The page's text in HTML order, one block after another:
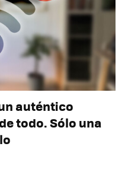
auténtico
todo. Sólo una